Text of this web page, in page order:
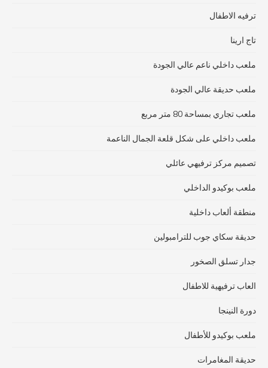
ترفيه الاطفال
تاج ارينا
ملعب داخلي ناعم عالي الجودة
ملعب حديقة عالي الجودة
ملعب تجاري بمساحة 80 متر مربع
ملعب داخلي على شكل قلعة الجمال الناعمة
تصميم مركز ترفيهي عائلي
ملعب بوكيدو الداخلي
منطقة ألعاب داخلية
حديقة سكاي جوب للترامبولين
جدار تسلق الصخور
العاب ترفيهية للاطفال
دورة النينجا
ملعب بوكيدو للأطفال
حديقة المغامرات